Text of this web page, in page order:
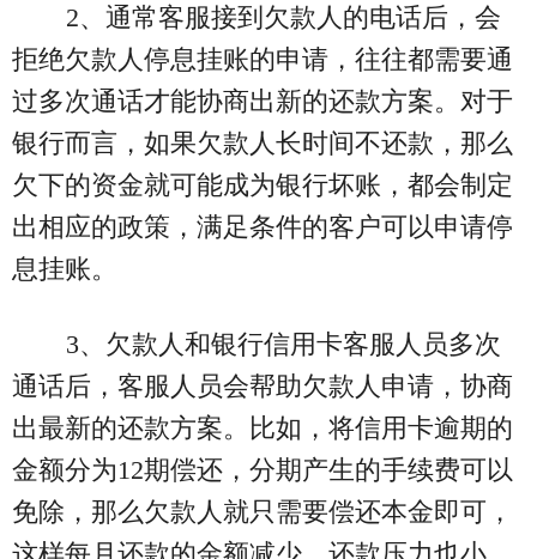
2、通常客服接到欠款人的电话后，会
拒绝欠款人停息挂账的申请，往往都需要通
过多次通话才能协商出新的还款方案。对于
银行而言，如果欠款人长时间不还款，那么
欠下的资金就可能成为银行坏账，都会制定
出相应的政策，满足条件的客户可以申请停
息挂账。
3、欠款人和银行信用卡客服人员多次
通话后，客服人员会帮助欠款人申请，协商
出最新的还款方案。比如，将信用卡逾期的
金额分为12期偿还，分期产生的手续费可以
免除，那么欠款人就只需要偿还本金即可，